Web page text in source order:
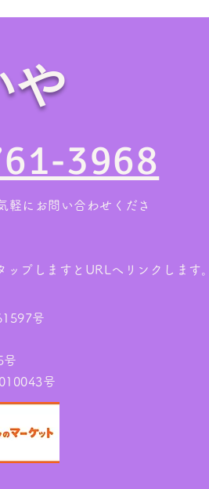
まる今がチャンス！
や
3968
軽にお問い合わせくださ
ップしますとURLへリンクします。
号
号
号